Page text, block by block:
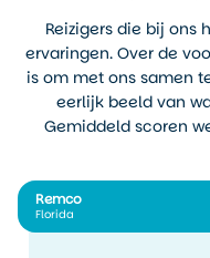
gezellige centrum? Kies
voor het droge seizoen
de winter tot het vroege
voorjaar.
Reizigers die bij ons
ervaringen. Over de
is om met ons samen
eerlijk beeld van
Gemiddeld scoren
Remco
Florida